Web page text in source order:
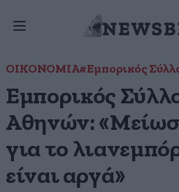
ΟΙΚΟΝΟΜΙΑ#Εμπορικός
Εμπορικός
Αθηνών:
για το
είναι αργά»